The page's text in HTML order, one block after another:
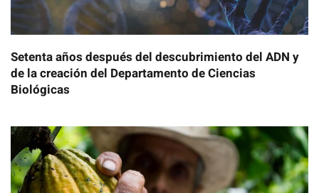
Setenta años después del descubrimiento del ADN y
de la creación del Departamento de Ciencias
Biológicas